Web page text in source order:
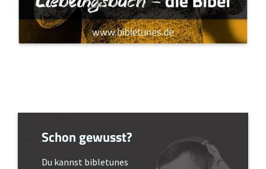
Schon gewusst?
Du kannst bibletunes